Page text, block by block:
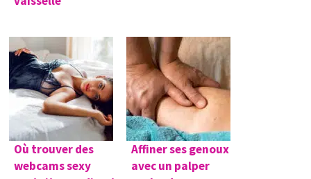
Où trouver des
webcams sexy
Affiner ses genoux
avec un palper